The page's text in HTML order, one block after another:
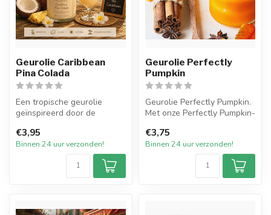
Geurolie Caribbean
Pina Colada
Een tropische geurolie
geïnspireerd door de
cocktail. Sapp...
€3,95
Binnen 24 uur verzonden!
Geurolie Perfectly
Pumpkin
Geurolie Perfectly Pumpkin.
Met onze Perfectly Pumpkin-
€3,75
Binnen 24 uur verzonden!